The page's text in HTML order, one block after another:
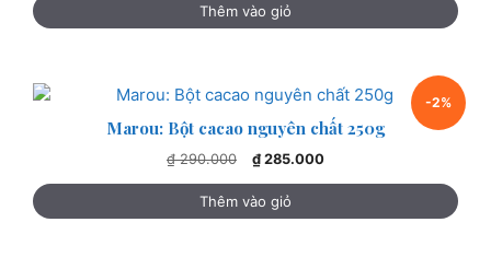
là:
₫ 170.000.là:
Thêm vào giỏ
-2%
Marou: Bột cacao nguyên chất 250g
₫290.000
Giá
là:
₫ 290.000.
₫ 285.000Giá
là:
Thêm vào giỏ